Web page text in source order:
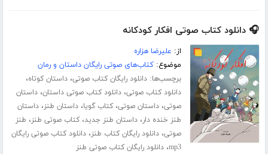
🎧 دانلود کتاب صوتی افکار کودکانه
از: علیرضا هزاره
موضوع:کتاب‌های صوتی رایگان داستان و رمان
برچسب‌ها:دانلود رایگان کتاب صوتی،داستان کوتاه،
دانلود کتاب صوتی،دانلود کتاب صوتی داستان،داستان
صوتی،داستان صوتی،کتاب گویا،داستان طنز،داستان
طنز خنده دار،داستان طنز جدید،کتاب صوتی طنز، طنز
صوتی،دانلود رایگان کتاب طنز،دانلود کتاب صوتی رایگان
mp3،دانلود رایگان کتاب صوتی طنز